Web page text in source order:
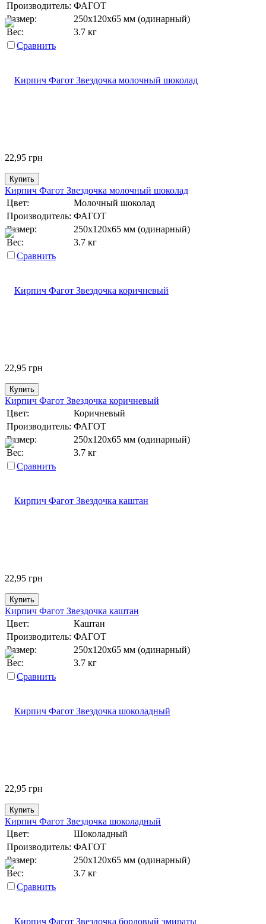
Производитель: ФАГОТ
Размер:
250х120х65 мм (одинарный)
Вес:
3.7 кг
Сравнить
22,95 грн
Купить
Кирпич Фагот Звездочка молочный шоколад
Цвет:
Молочный шоколад
Производитель: ФАГОТ
Размер:
250х120х65 мм (одинарный)
Вес:
3.7 кг
Сравнить
22,95 грн
Купить
Кирпич Фагот Звездочка коричневый
Цвет:
Коричневый
Производитель: ФАГОТ
Размер:
250х120х65 мм (одинарный)
Вес:
3.7 кг
Сравнить
22,95 грн
Купить
Кирпич Фагот Звездочка каштан
Цвет:
Каштан
Производитель: ФАГОТ
Размер:
250х120х65 мм (одинарный)
Вес:
3.7 кг
Сравнить
22,95 грн
Купить
Кирпич Фагот Звездочка шоколадный
Цвет:
Шоколадный
Производитель: ФАГОТ
Размер:
250х120х65 мм (одинарный)
Вес:
3.7 кг
Сравнить